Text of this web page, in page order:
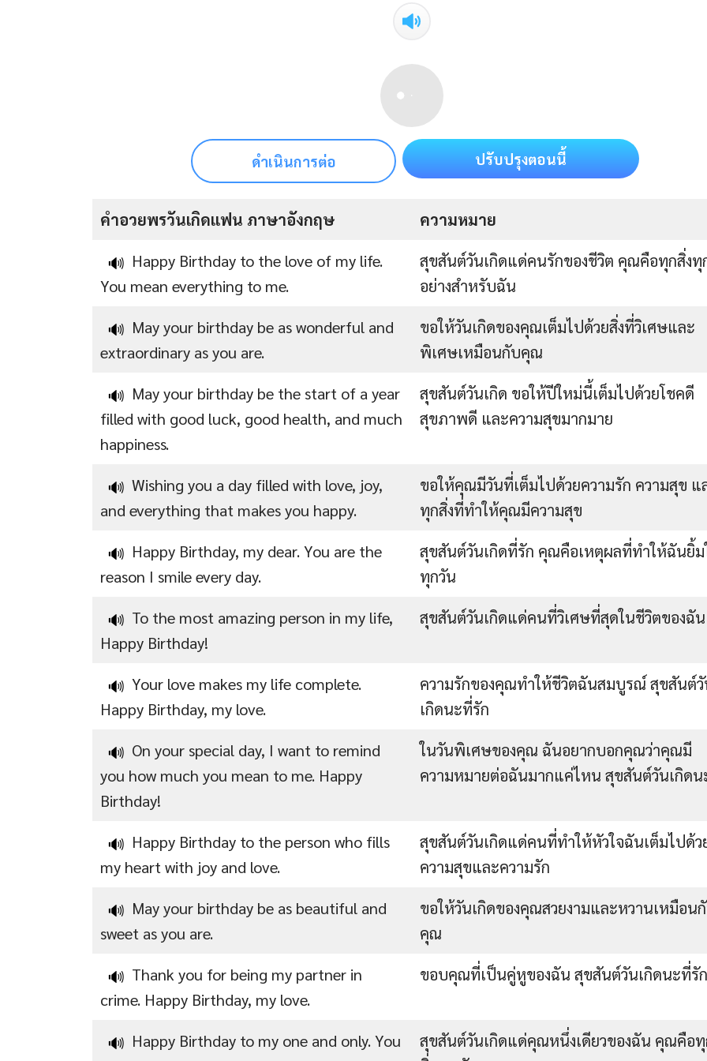
ดำเนินการต่อ ปรับปรุงตอนนี้
คําอวยพรวันเกิดแฟน ภาษาอังกฤษ ความหมาย
🔊 Happy Birthday to the love of my life.
You mean everything to me.
สุขสันต์วันเกิดแด่คนรักของชีวิต คุณคือทุกสิ่งทุ
อย่างสำหรับฉัน
🔊 May your birthday be as wonderful and
extraordinary as you are.
ขอให้วันเกิดของคุณเต็มไปด้วยสิ่งที่วิเศษและ
พิเศษเหมือนกับคุณ
🔊 May your birthday be the start of a year
filled with good luck, good health, and much
happiness.
สุขสันต์วันเกิด ขอให้ปีใหม่นี้เต็มไปด้วยโชคดี
สุขภาพดี และความสุขมากมาย
🔊 Wishing you a day filled with love, joy,
and everything that makes you happy.
ขอให้คุณมีวันที่เต็มไปด้วยความรัก ความสุข แ
ทุกสิ่งที่ทำให้คุณมีความสุข
🔊 Happy Birthday, my dear. You are the
reason I smile every day.
สุขสันต์วันเกิดที่รัก คุณคือเหตุผลที่ทำให้ฉันยิ้ม
ทุกวัน
🔊 To the most amazing person in my life,
Happy Birthday!
สุขสันต์วันเกิดแด่คนที่วิเศษที่สุดในชีวิตของฉัน
🔊 Your love makes my life complete.
Happy Birthday, my love.
ความรักของคุณทำให้ชีวิตฉันสมบูรณ์ สุขสันต์
เกิดนะที่รัก
🔊 On your special day, I want to remind
you how much you mean to me. Happy
Birthday!
ในวันพิเศษของคุณ ฉันอยากบอกคุณว่าคุณมี
ความหมายต่อฉันมากแค่ไหน สุขสันต์วันเกิดน
🔊 Happy Birthday to the person who fills
my heart with joy and love.
สุขสันต์วันเกิดแด่คนที่ทำให้หัวใจฉันเต็มไปด้ว
ความสุขและความรัก
🔊 May your birthday be as beautiful and
sweet as you are.
ขอให้วันเกิดของคุณสวยงามและหวานเหมือน
คุณ
🔊 Thank you for being my partner in
crime. Happy Birthday, my love.
ขอบคุณที่เป็นคู่หูของฉัน สุขสันต์วันเกิดนะที่รัก
🔊 Happy Birthday to my one and only. You
สุขสันต์วันเกิดแด่คุณหนึ่งเดียวของฉัน คุณคือ